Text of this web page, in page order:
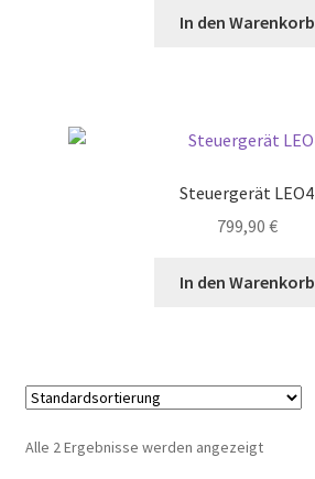
In den Warenkorb
Steuergerät LEO4
799,90 €
In den Warenkorb
Alle 2 Ergebnisse werden angezeigt